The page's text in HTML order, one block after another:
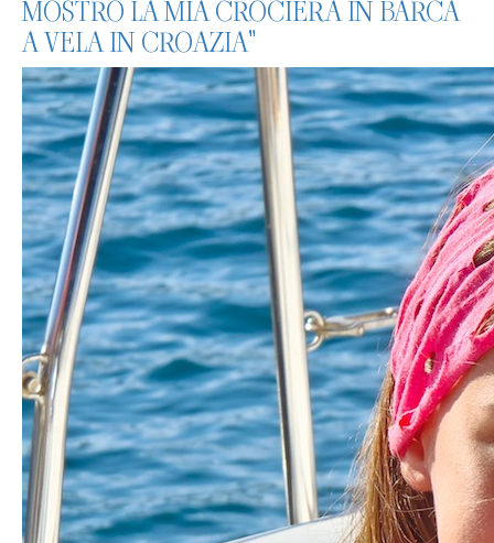
MOSTRO LA MIA CROCIERA IN BARCA
A VELA IN CROAZIA"